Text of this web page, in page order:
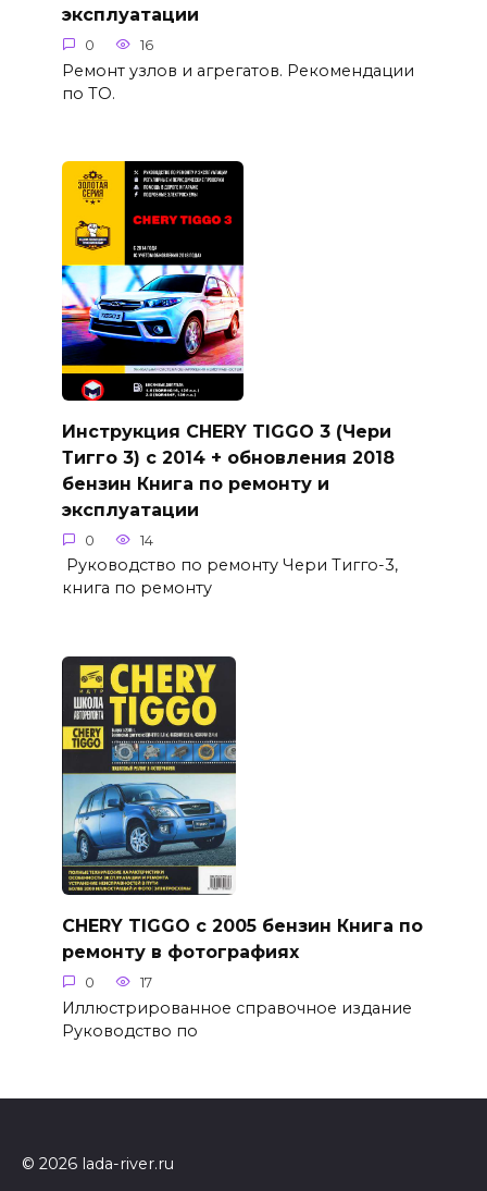
эксплуатации
0 16
Ремонт узлов и агрегатов. Рекомендации
по ТО.
Инструкция CHERY TIGGO 3 (Чери
Тигго 3) с 2014 + обновления 2018
бензин Книга по ремонту и
эксплуатации
0 14
Руководство по ремонту Чери Тигго-3,
книга по ремонту
CHERY TIGGO с 2005 бензин Книга по
ремонту в фотографиях
0 17
Иллюстрированное справочное издание
Руководство по
© 2026 lada-river.ru